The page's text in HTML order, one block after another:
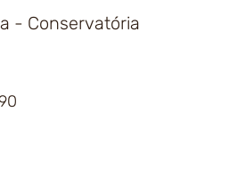
- Conservatória